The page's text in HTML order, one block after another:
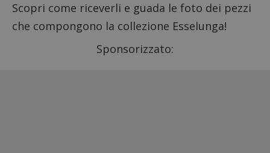
Scopri come riceverli e guada le foto dei pezzi
che compongono la collezione Esselunga!
Sponsorizzato: